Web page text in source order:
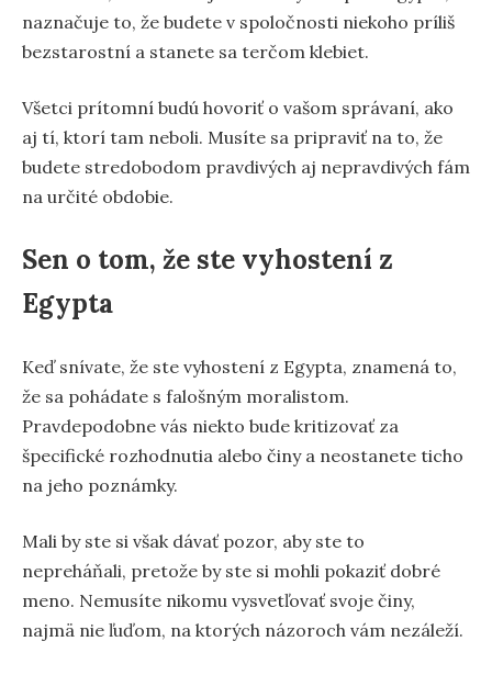
naznačuje to, že budete v spoločnosti niekoho príliš
bezstarostní a stanete sa terčom klebiet.
Všetci prítomní budú hovoriť o vašom správaní, ako
aj tí, ktorí tam neboli. Musíte sa pripraviť na to, že
budete stredobodom pravdivých aj nepravdivých fám
na určité obdobie.
Sen o tom, že ste vyhostení z
Egypta
Keď snívate, že ste vyhostení z Egypta, znamená to,
že sa pohádate s falošným moralistom.
Pravdepodobne vás niekto bude kritizovať za
špecifické rozhodnutia alebo činy a neostanete ticho
na jeho poznámky.
Mali by ste si však dávať pozor, aby ste to
nepreháňali, pretože by ste si mohli pokaziť dobré
meno. Nemusíte nikomu vysvetľovať svoje činy,
najmä nie ľuďom, na ktorých názoroch vám nezáleží.